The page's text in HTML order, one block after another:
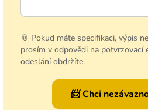
📎 Pokud máte specifikaci, výpis
prosím v odpovědi na potvrzovací
odeslání obdržíte.
📨 Chci